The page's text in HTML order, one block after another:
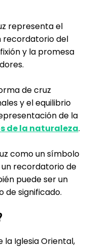
representa el
recordatorio del
y la promesa
de cruz
y el equilibrio
de la
de la naturaleza.
como un símbolo
recordatorio de
puede ser un
significado.
Iglesia Oriental,